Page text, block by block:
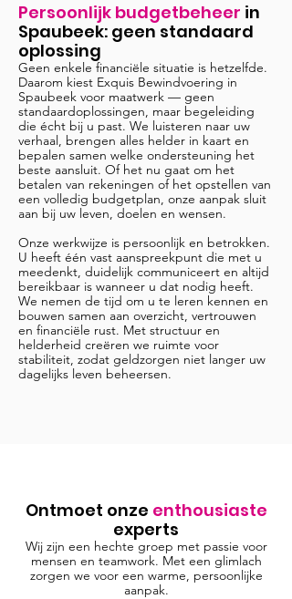
Persoonlijk budgetbeheer in
Spaubeek: geen standaard
oplossing
Geen enkele financiële situatie is hetzelfde.
Daarom kiest Exquis Bewindvoering in
Spaubeek voor maatwerk — geen
standaardoplossingen, maar begeleiding
die écht bij u past. We luisteren naar uw
verhaal, brengen alles helder in kaart en
bepalen samen welke ondersteuning het
beste aansluit. Of het nu gaat om het
betalen van rekeningen of het opstellen van
een volledig budgetplan, onze aanpak sluit
aan bij uw leven, doelen en wensen.
Onze werkwijze is persoonlijk en betrokken.
U heeft één vast aanspreekpunt die met u
meedenkt, duidelijk communiceert en altijd
bereikbaar is wanneer u dat nodig heeft.
We nemen de tijd om u te leren kennen en
bouwen samen aan overzicht, vertrouwen
en financiële rust. Met structuur en
helderheid creëren we ruimte voor
stabiliteit, zodat geldzorgen niet langer uw
dagelijks leven beheersen.
Ontmoet onze enthousiaste
experts
Wij zijn een hechte groep met passie voor
mensen en teamwork. Met een glimlach
zorgen we voor een warme, persoonlijke
aanpak.